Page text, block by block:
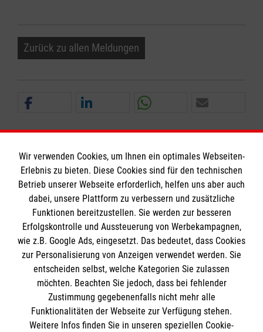
Zurück zu allen Meldungen
Informationen
Impressum
Datenschutz
Barrierefreiheit
Kontakt
Die Malteser
Malteser in Deutschland
Malteserorden
Sharepoint
Spendenkonto
Wir verwenden Cookies, um Ihnen ein optimales Webseiten-
Erlebnis zu bieten. Diese Cookies sind für den technischen
Betrieb unserer Webseite erforderlich, helfen uns aber auch
dabei, unsere Plattform zu verbessern und zusätzliche
Funktionen bereitzustellen. Sie werden zur besseren
Erfolgskontrolle und Aussteuerung von Werbekampagnen,
wie z.B. Google Ads, eingesetzt. Das bedeutet, dass Cookies
zur Personalisierung von Anzeigen verwendet werden. Sie
entscheiden selbst, welche Kategorien Sie zulassen
möchten. Beachten Sie jedoch, dass bei fehlender
Zustimmung gegebenenfalls nicht mehr alle
Funktionalitäten der Webseite zur Verfügung stehen.
Weitere Infos finden Sie in unseren speziellen Cookie-